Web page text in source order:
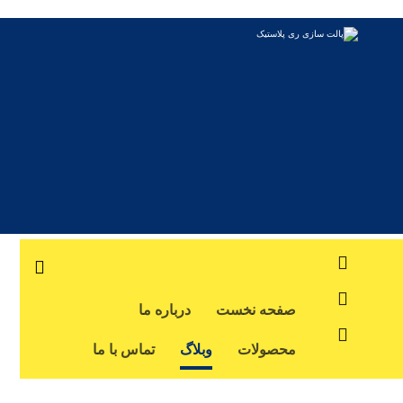
صفحه نخست درباره ما
محصولات وبلاگ تماس با ما